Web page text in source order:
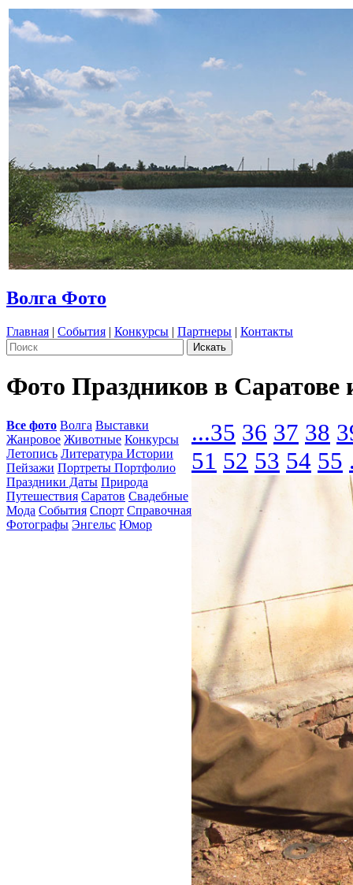
Волга Фото
Главная | События | Конкурсы | Партнеры | Контакты
Фото Праздников в Саратове
Все фото Волга Выставки
Жанровое Животные Конкурсы
Летопись Литература Истории
Пейзажи Портреты Портфолио
Праздники Даты Природа
Путешествия Саратов Свадебные
Мода События Спорт Справочная
Фотографы Энгельс Юмор
...35 36 37 38
51 52 53 54 55